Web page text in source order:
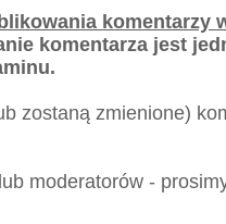
komentarzy
komentarza jest
zostaną zmienione)
moderatorów -